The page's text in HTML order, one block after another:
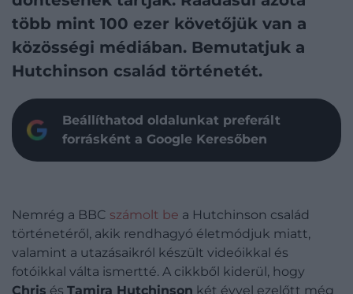
több mint 100 ezer követőjük van a
közösségi médiában. Bemutatjuk a
Hutchinson család történetét.
Beállíthatod oldalunkat preferált
forrásként a Google Keresőben
Nemrég a BBC számolt be a Hutchinson család
történetéről, akik rendhagyó életmódjuk miatt,
valamint a utazásaikról készült videóikkal és
fotóikkal válta ismertté. A cikkből kiderül, hogy
Chris és Tamira Hutchinson két évvel ezelőtt még